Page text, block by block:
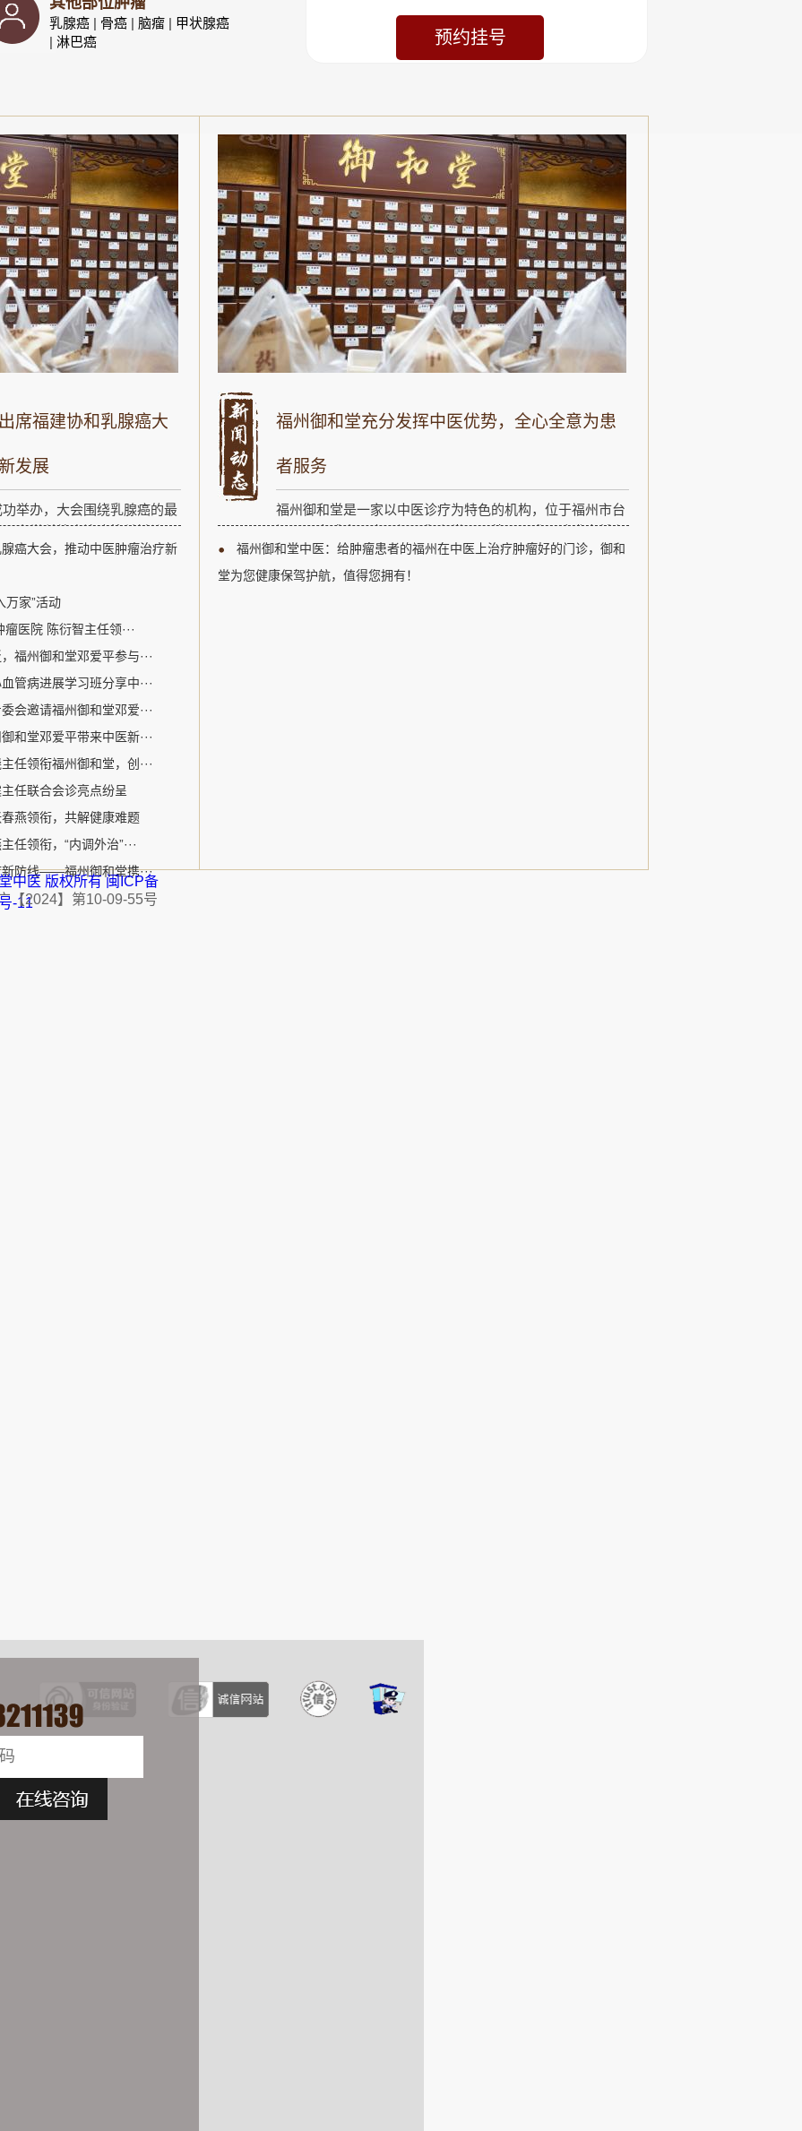
乳腺癌 | 骨癌 | 脑瘤 | 甲状腺癌
| 淋巴癌
席福建协和乳腺癌大
发展
举办，大会围绕乳腺癌的最
多学科综合治疗等关键议题
诊疗领域的专业人士提供了
了此次盛会。在会议期间，
癌大会，推动中医肿瘤治疗新
万家”活动
医院 陈衍智主任领···
福州御和堂邓爱平参与···
管病进展学习班分享中···
会邀请福州御和堂邓爱···
和堂邓爱平带来中医新···
任领衔福州御和堂，创···
任联合会诊亮点纷呈
燕领衔，共解健康难题
任领衔，“内调外治”···
防线——福州御和堂携···
福州御和堂充分发挥中医优势，全心全意为患
者服务
福州御和堂是一家以中医诊疗为特色的机构，位于福州市台
江区。自成立以来，福州御和堂以医德、医术、追求卓越和
关爱生命为核心价值观，以治疗肿瘤疾病、常见病和疑难杂
病为特色。该机构采用中医特色诊疗形式，发扬了名老中医
福州御和堂中医：给肿瘤患者的福州在中医上治疗肿瘤好的门诊，御和
堂为您健康保驾护航，值得您拥有！
中医 版权所有闽ICP备
-11
【2024】第10-09-55号